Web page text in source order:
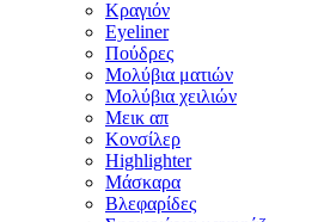
Κραγιόν
Eyeliner
Πούδρες
Μολύβια ματιών
Μολύβια χειλιών
Μεικ απ
Κονσίλερ
Highlighter
Μάσκαρα
Βλεφαρίδες